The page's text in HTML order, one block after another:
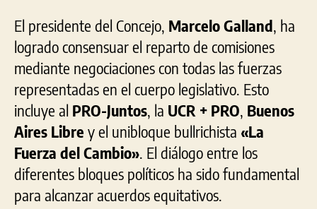
El presidente del Concejo, Marcelo Galland, ha
logrado consensuar el reparto de comisiones
mediante negociaciones con todas las fuerzas
representadas en el cuerpo legislativo. Esto
incluye al PRO-Juntos, la UCR + PRO, Buenos
Aires Libre y el unibloque bullrichista «La
Fuerza del Cambio». El diálogo entre los
diferentes bloques políticos ha sido fundamental
para alcanzar acuerdos equitativos.